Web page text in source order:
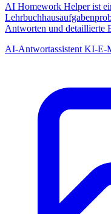
AI Homework Helper ist
Antworten und detaillierte
AI-Antwortassistent KI-E-